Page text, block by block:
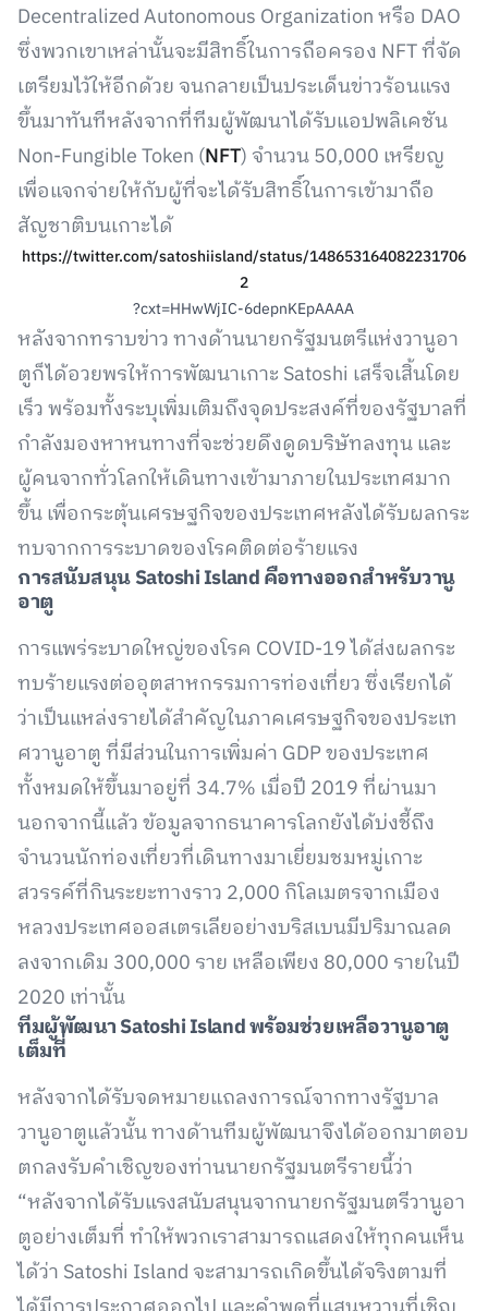
Decentralized Autonomous Organization หรือ DAO
ซึ่งพวกเขาเหล่านั้นจะมีสิทธิ์ในการถือครอง NFT ที่จัด
เตรียมไว้ให้อีกด้วย จนกลายเป็นประเด็นข่าวร้อนแรง
ขึ้นมาทันทีหลังจากที่ทีมผู้พัฒนาได้รับแอปพลิเคชัน
Non-Fungible Token (NFT) จำนวน 50,000 เหรียญ
เพื่อแจกจ่ายให้กับผู้ที่จะได้รับสิทธิ์ในการเข้ามาถือ
สัญชาติบนเกาะได้
https://twitter.com/satoshiisland/status/148653164082231706
2
?cxt=HHwWjIC-6depnKEpAAAA
หลังจากทราบข่าว ทางด้านนายกรัฐมนตรีแห่งวานูอา
ตูก็ได้อวยพรให้การพัฒนาเกาะ Satoshi เสร็จเสิ้นโดย
เร็ว พร้อมทั้งระบุเพิ่มเติมถึงจุดประสงค์ที่ของรัฐบาลที่
กำลังมองหาหนทางที่จะช่วยดึงดูดบริษัทลงทุน และ
ผู้คนจากทั่วโลกให้เดินทางเข้ามาภายในประเทศมาก
ขึ้น เพื่อกระตุ้นเศรษฐกิจของประเทศหลังได้รับผลกระ
ทบจากการระบาดของโรคติดต่อร้ายแรง
การสนับสนุน Satoshi Island คือทางออกสำหรับวานู
อาตู
การแพร่ระบาดใหญ่ของโรค COVID-19 ได้ส่งผลกระ
ทบร้ายแรงต่ออุตสาหกรรมการท่องเที่ยว ซึ่งเรียกได้
ว่าเป็นแหล่งรายได้สำคัญในภาคเศรษฐกิจของประเท
ศวานูอาตู ที่มีส่วนในการเพิ่มค่า GDP ของประเทศ
ทั้งหมดให้ขึ้นมาอยู่ที่ 34.7% เมื่อปี 2019 ที่ผ่านมา
นอกจากนี้แล้ว ข้อมูลจากธนาคารโลกยังได้บ่งชี้ถึง
จำนวนนักท่องเที่ยวที่เดินทางมาเยี่ยมชมหมู่เกาะ
สวรรค์ที่กินระยะทางราว 2,000 กิโลเมตรจากเมือง
หลวงประเทศออสเตรเลียอย่างบริสเบนมีปริมาณลด
ลงจากเดิม 300,000 ราย เหลือเพียง 80,000 รายในปี
2020 เท่านั้น
ทีมผู้พัฒนา Satoshi Island พร้อมช่วยเหลือวานูอาตู
เต็มที่
หลังจากได้รับจดหมายแถลงการณ์จากทางรัฐบาล
วานูอาตูแล้วนั้น ทางด้านทีมผู้พัฒนาจึงได้ออกมาตอบ
ตกลงรับคำเชิญของท่านนายกรัฐมนตรีรายนี้ว่า
“หลังจากได้รับแรงสนับสนุนจากนายกรัฐมนตรีวานูอา
ตูอย่างเต็มที่ ทำให้พวกเราสามารถแสดงให้ทุกคนเห็น
ได้ว่า Satoshi Island จะสามารถเกิดขึ้นได้จริงตามที่